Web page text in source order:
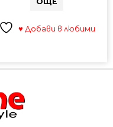
♥ Добави в любими